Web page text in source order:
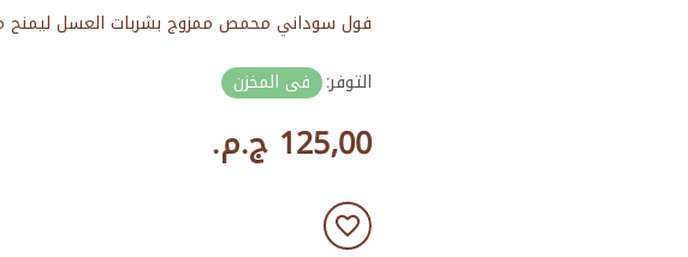
فول سوداني محمص ممزوج بشربات العسل ليمنح
التوفر: فى المخزن
125٫00 ج.م.‏